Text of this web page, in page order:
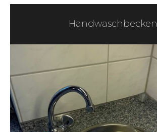
Handwaschbecken